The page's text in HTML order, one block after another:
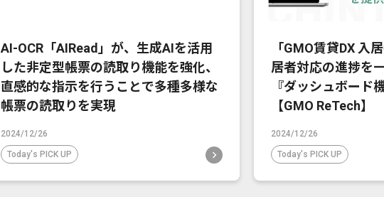
AI-OCR「AIRead」が、生成AIを活用
した非定型帳票の読取り機能を強化、
直感的な指示を行うことで多種多様な
帳票の読取りを実現
2024/12/26
Today's PICK UP
「GMO賃貸DX 入
居者対応の進捗を
『ダッシュボード
【GMO ReTech】
2024/12/26
Today's PICK UP